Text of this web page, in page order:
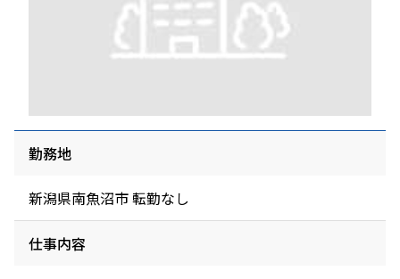
勤務地
新潟県南魚沼市 転勤なし
仕事内容